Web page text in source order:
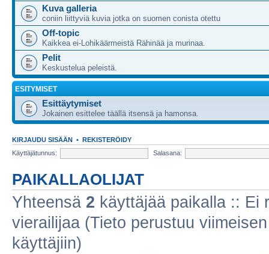
Kuva galleria
coniin liittyviä kuvia jotka on suomen conista otettu
Off-topic
Kaikkea ei-Lohikäärmeistä Rähinää ja murinaa.
Pelit
Keskustelua peleistä.
ESITYMISET
Esittäytymiset
Jokainen esittelee täällä itsensä ja hamonsa.
KIRJAUDU SISÄÄN • REKISTERÖIDY
Käyttäjätunnus:
Salasana:
PAIKALLAOLIJAT
Yhteensä 2 käyttäjää paikalla :: Ei
vierailijaa (Tieto perustuu
käyttäjiin)